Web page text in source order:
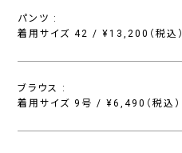
パンツ :
着用サイズ 42 / ¥13,200（税込）
ブラウス :
着用サイズ 9号 / ¥6,490（税込）